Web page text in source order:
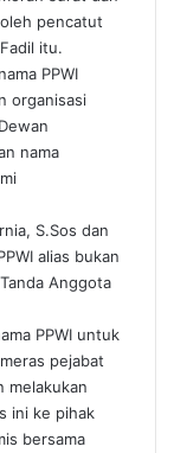
pencatut
itu.
PPWI
organisasi
nama
S.Sos dan
alias bukan
Anggota
PPWI untuk
pejabat
melakukan
ini ke pihak
bersama